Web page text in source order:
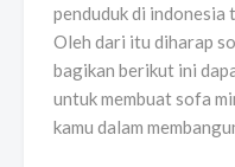
penduduk di indonesia
Oleh dari itu diharap
bagikan berikut ini
untuk membuat sofa
kamu dalam